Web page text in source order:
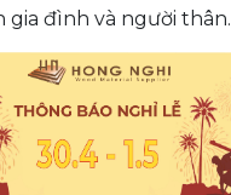
gia đình và người thân.